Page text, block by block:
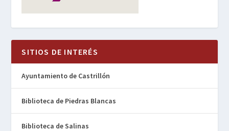
SITIOS DE INTERÉS
Ayuntamiento de Castrillón
Biblioteca de Piedras Blancas
Biblioteca de Salinas